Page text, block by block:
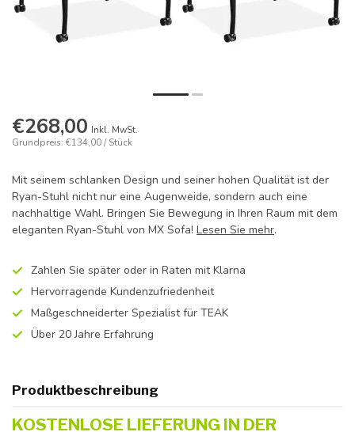
€268,00 Inkl. MwSt.
Grundpreis: €134,00 / Stück
Mit seinem schlanken Design und seiner hohen Qualität ist der
Ryan-Stuhl nicht nur eine Augenweide, sondern auch eine
nachhaltige Wahl. Bringen Sie Bewegung in Ihren Raum mit dem
eleganten Ryan-Stuhl von MX Sofa! Lesen Sie mehr.
Zahlen Sie später oder in Raten mit Klarna
Hervorragende Kundenzufriedenheit
Maßgeschneiderter Spezialist für TEAK
Über 20 Jahre Erfahrung
Produktbeschreibung
KOSTENLOSE LIEFERUNG IN DER